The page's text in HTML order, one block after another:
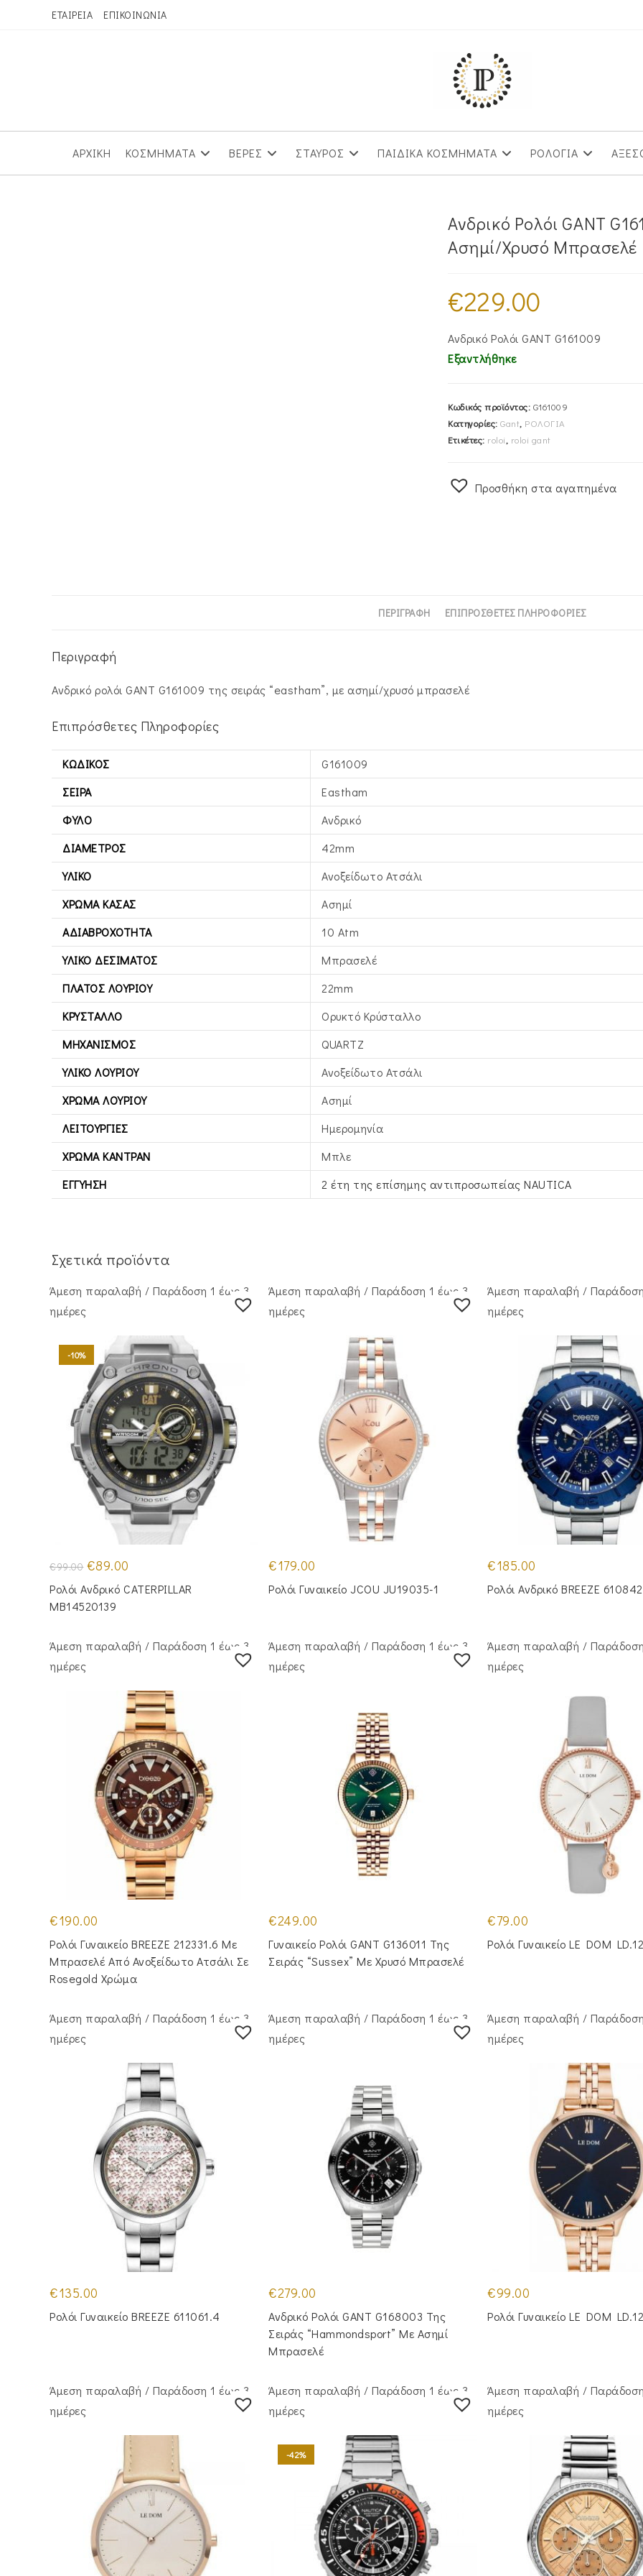
ΕΤΑΙΡΕΙΑ ΕΠΙΚΟΙΝΩΝΙΑ
ΑΡΧΙΚΗ ΚΟΣΜΗΜΑΤΑ ΒΕΡΕΣ ΣΤΑΥΡΟΣ ΠΑΙΔΙΚΑ ΚΟΣΜΗΜΑΤΑ ΡΟΛΟΓΙΑ
Ανδρικό Ρολόι GANT
Ασημί/Χρυσό Μπρασελέ
€229.00
Ανδρικό Ρολόι GANT G161009
Εξαντλήθηκε
Κωδικός προϊόντος: G161009
Κατηγορίες: Gant, ΡΟΛΟΓΙΑ
Ετικέτες: roloi, roloi gant
Προσθήκη στα αγαπημένα
ΠΕΡΙΓΡΑΦΉ ΕΠΙΠΡΌΣΘΕΤΕΣ ΠΛΗΡΟΦΟΡΊΕΣ
Περιγραφή
Ανδρικό ρολόι GANT G161009 της σειράς “eastham”, με ασημί/χρυσό μπρασελέ
Επιπρόσθετες Πληροφορίες
ΚΩΔΙΚΌΣ
G161009
ΣΕΙΡΆ
Eastham
ΦΎΛΟ
Ανδρικό
ΔΙΆΜΕΤΡΟΣ
42mm
ΥΛΙΚΌ
Ανοξείδωτο Ατσάλι
ΧΡΏΜΑ ΚΆΣΑΣ
Ασημί
ΑΔΙΑΒΡΟΧΌΤΗΤΑ
10 Atm
ΥΛΙΚΌ ΔΕΣΊΜΑΤΟΣ
Μπρασελέ
ΠΛΆΤΟΣ ΛΟΥΡΙΟΎ
22mm
ΚΡΎΣΤΑΛΛΟ
Ορυκτό Κρύσταλλο
ΜΗΧΑΝΙΣΜΌΣ
QUARTZ
ΥΛΙΚΌ ΛΟΥΡΙΟΎ
Ανοξείδωτο Ατσάλι
ΧΡΏΜΑ ΛΟΥΡΙΟΎ
Ασημί
ΛΕΙΤΟΥΡΓΊΕΣ
Ημερομηνία
ΧΡΏΜΑ ΚΑΝΤΡΆΝ
Μπλε
ΕΓΓΎΗΣΗ
2 έτη της επίσημης αντιπροσωπείας NAUTICA
Σχετικά προϊόντα
Άμεση παραλαβή / Παράδoση 1 έως 3
ημέρες
-10%
€99.00 Original
price
was:
€99.00.
€89.00
τιμή
είναι:
Ρολόι Ανδρικό CATERPILLAR
MB14520139
Άμεση παραλαβή / Παράδoση 1 έως 3
ημέρες
€179.00
Ρολόι Γυναικείο JCOU JU19035-1
Άμεση παραλαβή /
ημέρες
€185.00
Ρολόι Ανδρικό BREEZE
Άμεση παραλαβή / Παράδoση 1 έως 3
ημέρες
€190.00
Ρολόι Γυναικείο BREEZE 212331.6 Με
Μπρασελέ Από Ανοξείδωτο Ατσάλι Σε
Rosegold Χρώμα
Άμεση παραλαβή / Παράδoση 1 έως 3
ημέρες
€249.00
Γυναικείο Ρολόι GANT G136011 Της
Σειράς “Sussex” Με Χρυσό Μπρασελέ
Άμεση παραλαβή /
ημέρες
€79.00
Ρολόι Γυναικείο LE DOM
Άμεση παραλαβή / Παράδoση 1 έως 3
ημέρες
€135.00
Ρολόι Γυναικείο BREEZE 611061.4
Άμεση παραλαβή / Παράδoση 1 έως 3
ημέρες
€279.00
Ανδρικό Ρολόι GANT G168003 Της
Σειράς “Hammondsport” Με Ασημί
Μπρασελέ
Άμεση παραλαβή /
ημέρες
€99.00
Ρολόι Γυναικείο LE DOM
Άμεση παραλαβή / Παράδoση 1 έως 3
ημέρες
Άμεση παραλαβή / Παράδoση 1 έως 3
ημέρες
-42%
Άμεση παραλαβή /
ημέρες